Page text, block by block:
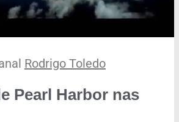
Rodrigo Toledo
Pearl Harbor nas